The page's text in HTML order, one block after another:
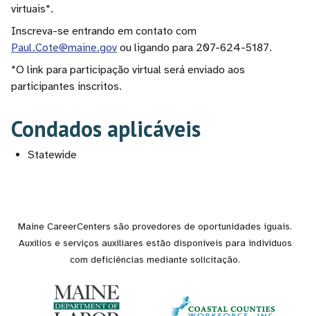
virtuais*.
Inscreva-se entrando em contato com
Paul.Cote@maine.gov ou ligando para 207-624-5187.
*O link para participação virtual será enviado aos
participantes inscritos.
Condados aplicáveis
Statewide
Maine CareerCenters são provedores de oportunidades iguais.
Auxílios e serviços auxiliares estão disponíveis para indivíduos
com deficiências mediante solicitação.